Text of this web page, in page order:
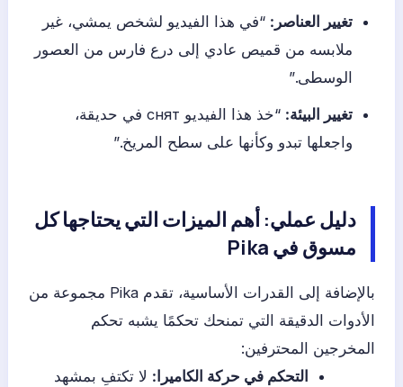
تغيير العناصر: “في هذا الفيديو لشخص يمشي، غير
ملابسه من قميص عادي إلى درع فارس من العصور
الوسطى.”
تغيير البيئة:
“خذ هذا الفيديو снят في حديقة،
واجعلها تبدو وكأنها على سطح المريخ.”
دليل عملي: أهم الميزات التي يحتاجها كل
مسوق في Pika
بالإضافة إلى القدرات الأساسية، تقدم Pika مجموعة من
الأدوات الدقيقة التي تمنحك تحكمًا يشبه تحكم
المخرجين المحترفين:
التحكم في حركة الكاميرا: لا تكتفِ بمشهد